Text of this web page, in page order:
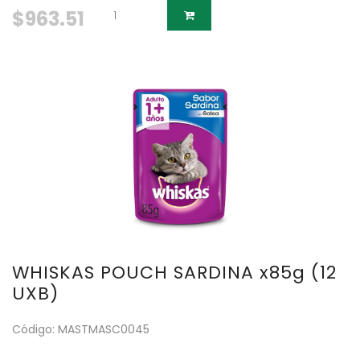
$963.51
WHISKAS POUCH SARDINA x85g (12
UXB)
Código: MASTMASC0045